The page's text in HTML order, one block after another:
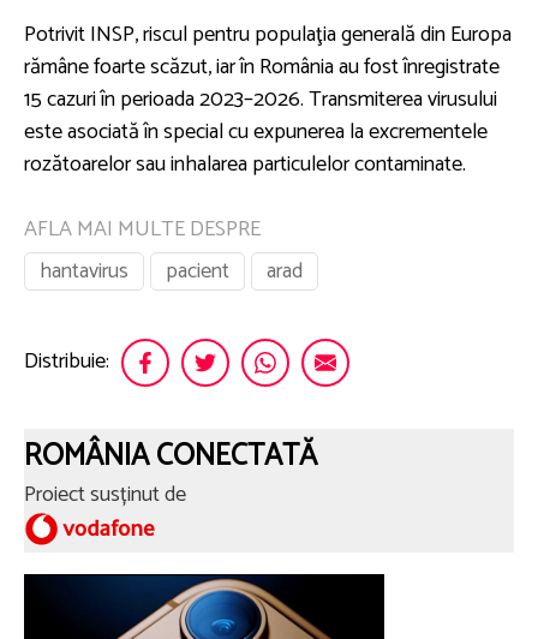
Potrivit INSP, riscul pentru populaţia generală din Europa
rămâne foarte scăzut, iar în România au fost înregistrate
15 cazuri în perioada 2023–2026. Transmiterea virusului
este asociată în special cu expunerea la excrementele
rozătoarelor sau inhalarea particulelor contaminate.
AFLA MAI MULTE DESPRE
hantavirus
pacient arad
Distribuie:
ROMÂNIA CONECTATĂ
Proiect susținut de